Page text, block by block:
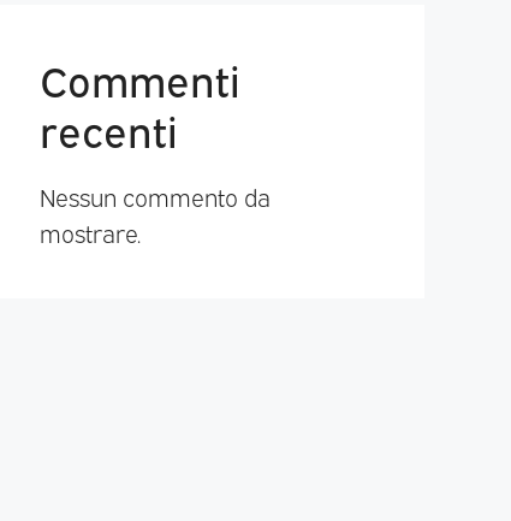
Commenti
recenti
Nessun commento da
mostrare.